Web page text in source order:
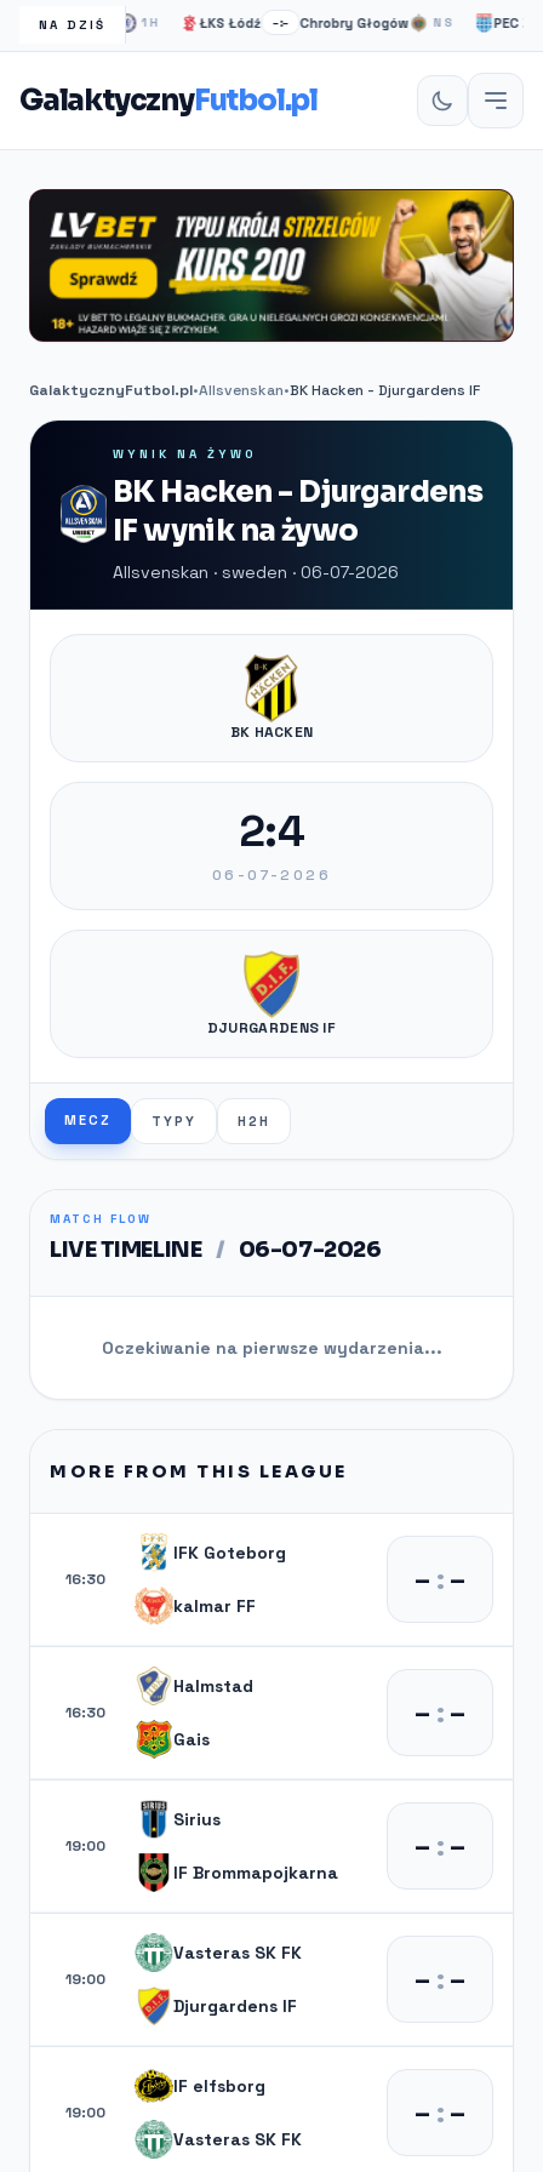
NA DZIŚ
Londyn 1H ŁKS Łódź –:– Chrobry Głogów NS PEC Zwolle
GalaktycznyFutbol.pl
GalaktycznyFutbol.pl•Allsvenskan•BK Hacken - Djurgardens IF
WYNIK NA ŻYWO
BK Hacken - Djurgardens
IF wynik na żywo
Allsvenskan · sweden · 06-07-2026
BK HACKEN
2:4
06-07-2026
DJURGARDENS IF
MECZ TYPY H2H
MATCH FLOW
LIVE TIMELINE / 06-07-2026
Oczekiwanie na pierwsze wydarzenia...
MORE FROM THIS LEAGUE
16:30
IFK Goteborg
kalmar FF
– :–
16:30
Halmstad
Gais
– :–
19:00
Sirius
IF Brommapojkarna
– :–
19:00
Vasteras SK FK
Djurgardens IF
– :–
19:00
IF elfsborg
Vasteras SK FK
– :–